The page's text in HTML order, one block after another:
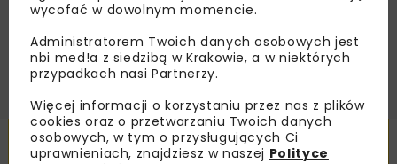
ZAPISZ MNIE
Powiązane artykuły
wycofać w dowolnym momencie.
Administratorem Twoich danych osobowych jest
nbi med!a z siedzibą w Krakowie, a w niektórych
przypadkach nasi Partnerzy.
Więcej informacji o korzystaniu przez nas z plików
cookies oraz o przetwarzaniu Twoich danych
osobowych, w tym o przysługujących Ci
uprawnieniach, znajdziesz w naszej Polityce